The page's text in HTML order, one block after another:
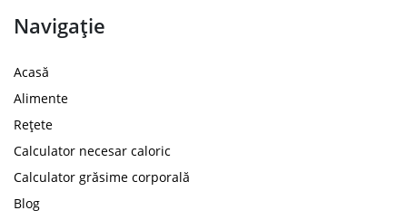
Navigație
Acasă
Alimente
Rețete
Calculator necesar caloric
Calculator grăsime corporală
Blog